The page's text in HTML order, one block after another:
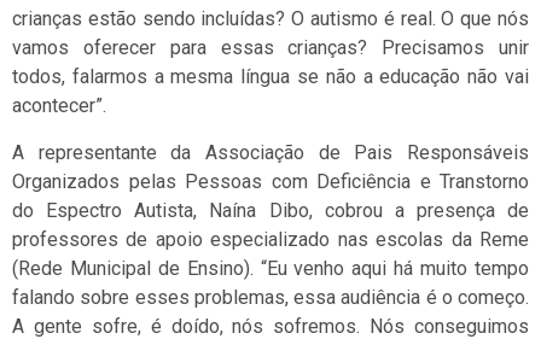
crianças estão sendo incluídas? O autismo é real. O que nós
vamos oferecer para essas crianças? Precisamos unir
todos, falarmos a mesma língua se não a educação não vai
acontecer”.
A representante da Associação de Pais Responsáveis
Organizados pelas Pessoas com Deficiência e Transtorno
do Espectro Autista, Naína Dibo, cobrou a presença de
professores de apoio especializado nas escolas da Reme
(Rede Municipal de Ensino). “Eu venho aqui há muito tempo
falando sobre esses problemas, essa audiência é o começo.
A gente sofre, é doído, nós sofremos. Nós conseguimos